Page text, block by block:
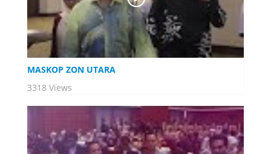
MASKOP ZON UTARA
3318 Views